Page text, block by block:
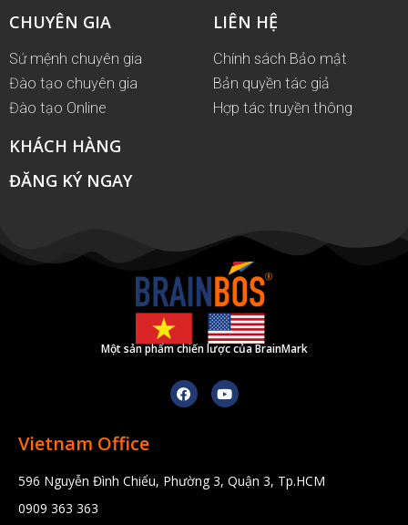
CHUYÊN GIA
Sứ mệnh chuyên gia
Đào tạo chuyên gia
Đào tạo Online
KHÁCH HÀNG
ĐĂNG KÝ NGAY
LIÊN HỆ
Chính sách Bảo mật
Bản quyền tác giả
Hợp tác truyền thông
Một sản phẩm chiến lược của BrainMark
Vietnam Office
596 Nguyễn Đình Chiểu, Phường 3, Quận 3, Tp.HCM
0909 363 363